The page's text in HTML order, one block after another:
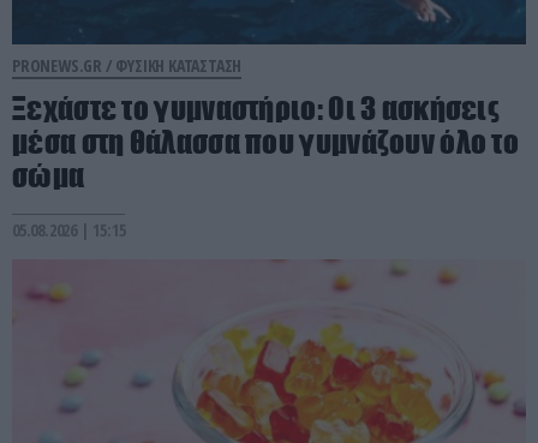
PRONEWS.GR / ΦΥΣΙΚΗ ΚΑΤΑΣΤΑΣΗ
Ξεχάστε το γυμναστήριο: Οι 3 ασκήσεις
μέσα στη θάλασσα που γυμνάζουν όλο το
σώμα
05.08.2026 | 15:15